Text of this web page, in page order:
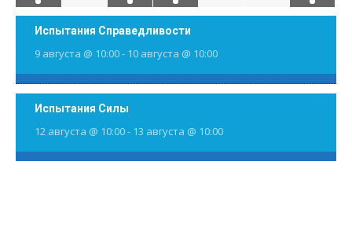
Испытания Справедливости
9 августа @ 10:00- 10 августа @ 10:00
Испытания Силы
12 августа @ 10:00- 13 августа @ 10:00